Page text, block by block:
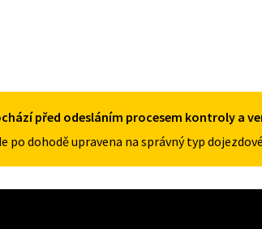
před odesláním procesem kontroly a
po dohodě upravena na správný typ